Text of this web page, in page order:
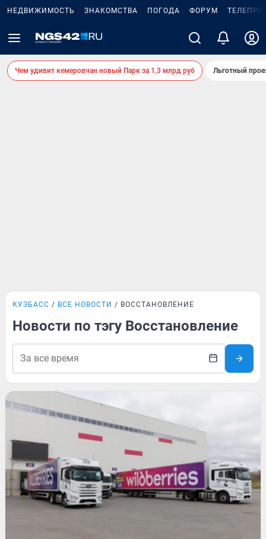
НЕДВИЖИМОСТЬ ЗНАКОМСТВА ПОГОДА ФОРУМ
Чем удивит кемеровчан новый Парк за 1,3 млрд руб Льготный
КУЗБАСС ВСЕ НОВОСТИ ВОССТАНОВЛЕНИЕ
Новости по тэгу Восстановление